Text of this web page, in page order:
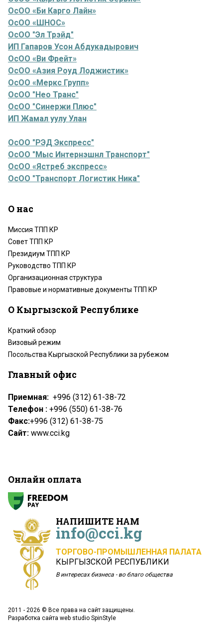
ОсОО «Би Карго Лайн»
ОсОО «ШНОС»
ОсОО "Эл Трэйд"
ИП Гапаров Усон Абдукадырович
ОсОО «Ви Фрейт»
ОсОО «Азия Роуд Лоджистик»
ОсОО «Меркс Групп»
ОсОО "Нео Транс"
ОсОО "Синержи Плюс"
ИП Жамал уулу Улан
ОсОО "РЭД Экспресс"
ОсОО "Мыс Интернэшнл Транспорт"
ОсОО «Ястреб экспресс»
ОсОО "Транспорт Логистик Ника"
НАПИШИТЕ НАМ
info@cci.kg
ТОРГОВО-ПРОМЫШЛЕННАЯ ПАЛАТА
КЫРГЫЗСКОЙ РЕСПУБЛИКИ
В интересах бизнеса - во благо общества
2011 - 2026 © Все права на сайт защищены.
Разработка сайта web studio SpinStyle
О нас
Миссия ТПП КР
Совет ТПП КР
Президиум ТПП КР
Руководство ТПП КР
Организационная структура
Правовые и нормативные документы ТПП КР
О Кыргызской Республике
Краткий обзор
Визовый режим
Посольства Кыргызской Республики за рубежом
Главный офис
Приемная: +996 (312) 61-38-72
Телефон : +996 (550) 61-38-76
Факс:+996 (312) 61-38-75
Сайт: www.cci.kg
Онлайн оплата